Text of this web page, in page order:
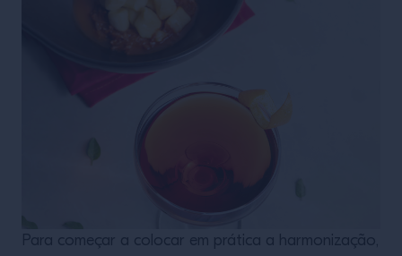
Para começar a colocar em prática a harmonização,